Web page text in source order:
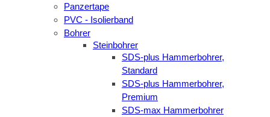
Panzertape
PVC - Isolierband
Bohrer
Steinbohrer
SDS-plus Hammerbohrer,
Standard
SDS-plus Hammerbohrer,
Premium
SDS-max Hammerbohrer